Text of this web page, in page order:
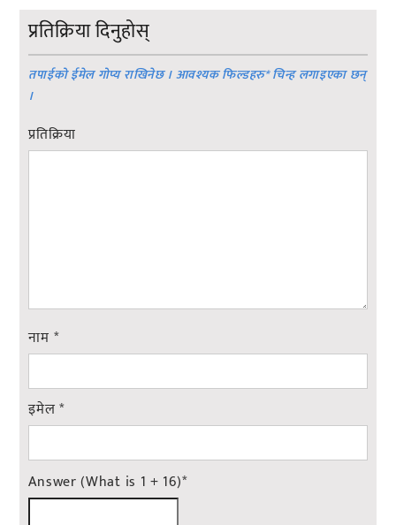
प्रतिक्रिया दिनुहोस्
तपाईको ईमेल गोप्य राखिनेछ । आवश्यक फिल्डहरु*चिन्ह लगाइएका छन्
।
प्रतिक्रिया
नाम *
इमेल*
Answer (What is 1 + 16)*